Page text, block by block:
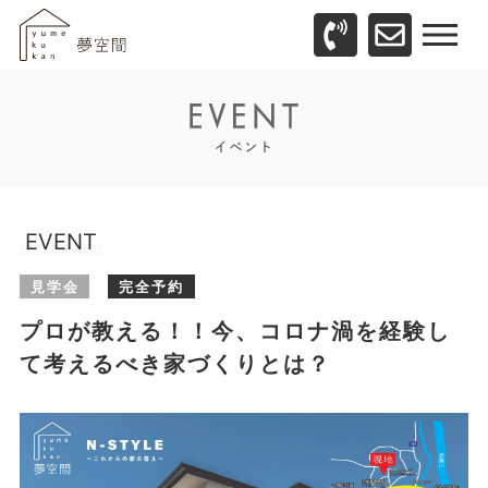
EVENT
見学会 完全予約
プロが教える！！今、コロナ渦を経験し
て考えるべき家づくりとは？